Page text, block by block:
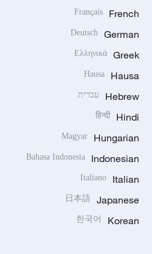
French
Français
German
Deutsch
Greek
Ελληνικά
Hausa
Hausa
Hebrew עברית
Hindi
हिन्दी
Hungarian
Magyar
Indonesian
Bahasa Indonesia
Italian
Italiano
Japanese
日本語
Korean
한국어